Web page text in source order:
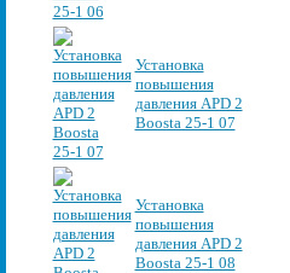
Установка
повышения
давления APD 2
Boosta 25-1 07
Установка
повышения
давления APD 2
Boosta 25-1 08